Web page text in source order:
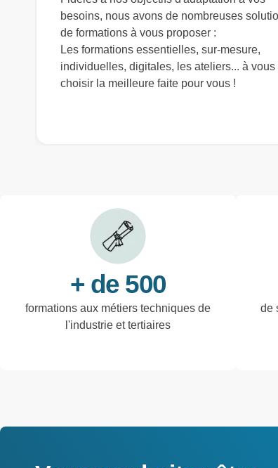
besoins, nous avons de nombreuses
de formations à vous proposer :
Les formations essentielles, sur-mesure,
individuelles, digitales, les ateliers... à vous
choisir la meilleure faite pour vous !
+ de 500
formations aux métiers techniques de
l'industrie et tertiaires
de